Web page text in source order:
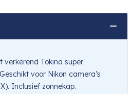
Tokina super
voor Nikon camera’s
Inclusief zonnekap.